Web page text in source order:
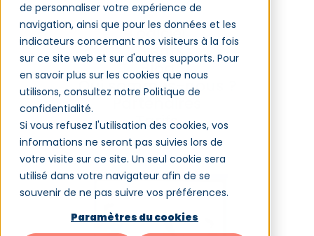
de personnaliser votre expérience de
navigation, ainsi que pour les données et les
indicateurs concernant nos visiteurs à la fois
sur ce site web et sur d'autres supports. Pour
en savoir plus sur les cookies que nous
utilisons, consultez notre Politique de
confidentialité.
Si vous refusez l'utilisation des cookies, vos
informations ne seront pas suivies lors de
votre visite sur ce site. Un seul cookie sera
utilisé dans votre navigateur afin de se
souvenir de ne pas suivre vos préférences.
Paramètres du cookies
Logiciel
Clients
Blog
Qui sommes-nous ?
Partenaires
Tarifs
La formation en
entreprise : misez sur
l'avenir
Gestion de la formation - 07/08/2025